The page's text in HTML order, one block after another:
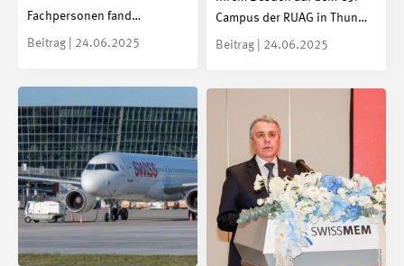
Fachpersonen fand…
Beitrag | 24.06.2025
Campus der RUAG in Thun…
Beitrag | 24.06.2025